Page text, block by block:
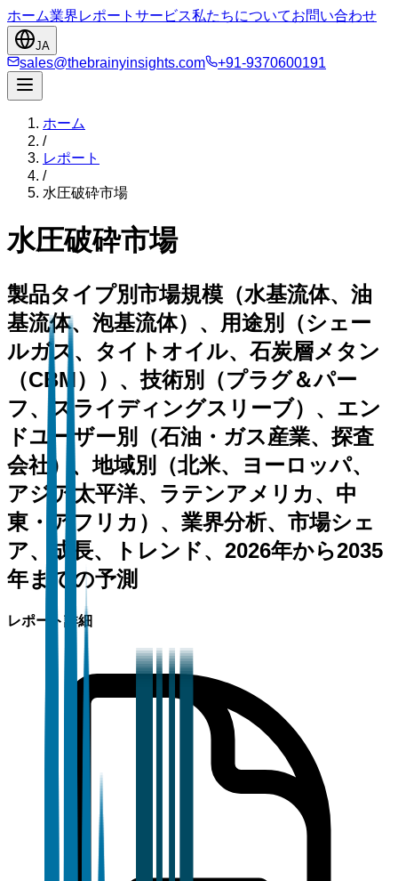
ホーム業界レポート サービス私たちについてお問い合わせ
JA
sales@thebrainyinsights.com +91-9370600191
ホーム
/
レポート
/
水圧破砕市場
水圧破砕市場
製品タイプ別市場規模（水基流体、油
基流体、泡基流体）、用途別（シェー
ルガス、タイトオイル、石炭層メタン
（CBM））、技術別（プラグ＆パー
フ、スライディングスリーブ）、エン
ドユーザー別（石油・ガス産業、探査
会社）、地域別（北米、ヨーロッパ、
アジア太平洋、ラテンアメリカ、中
東・アフリカ）、業界分析、市場シェ
ア、成長、トレンド、2026年から2035
年までの予測
レポート詳細